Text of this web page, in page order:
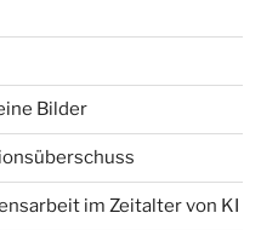
Bilder
im Zeitalter von KI